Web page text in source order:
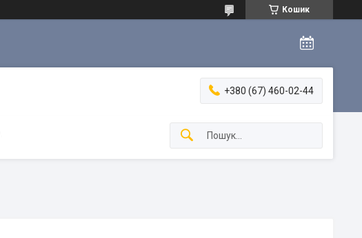
Кошик
+380 (67) 460-02-44